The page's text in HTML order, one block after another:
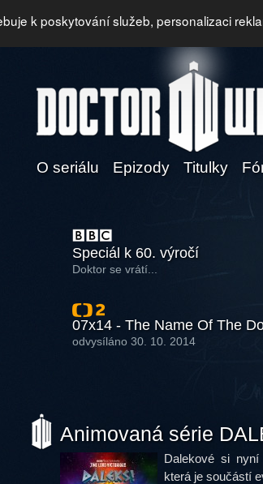
k poskytování služeb, personalizaci
O seriálu Epizody Titulky
Speciál k 60. výročí
Doktor se vrátí...
07x14 - The Name Of The
odvysíláno 30. 10. 2014
Animovaná série
Dalekové si
která je součástí